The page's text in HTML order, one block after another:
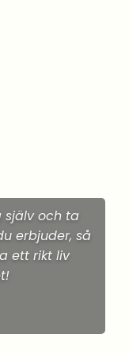
själv och ta
erbjuder, så
ett rikt liv